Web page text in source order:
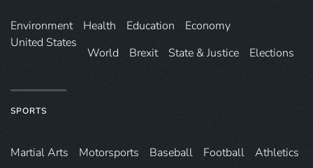
Environ­ment Health Education
Economy
United States
World Brexit State & Justice Elections
SPORTS
Martial Arts Motorsports Baseball Football
Athletics